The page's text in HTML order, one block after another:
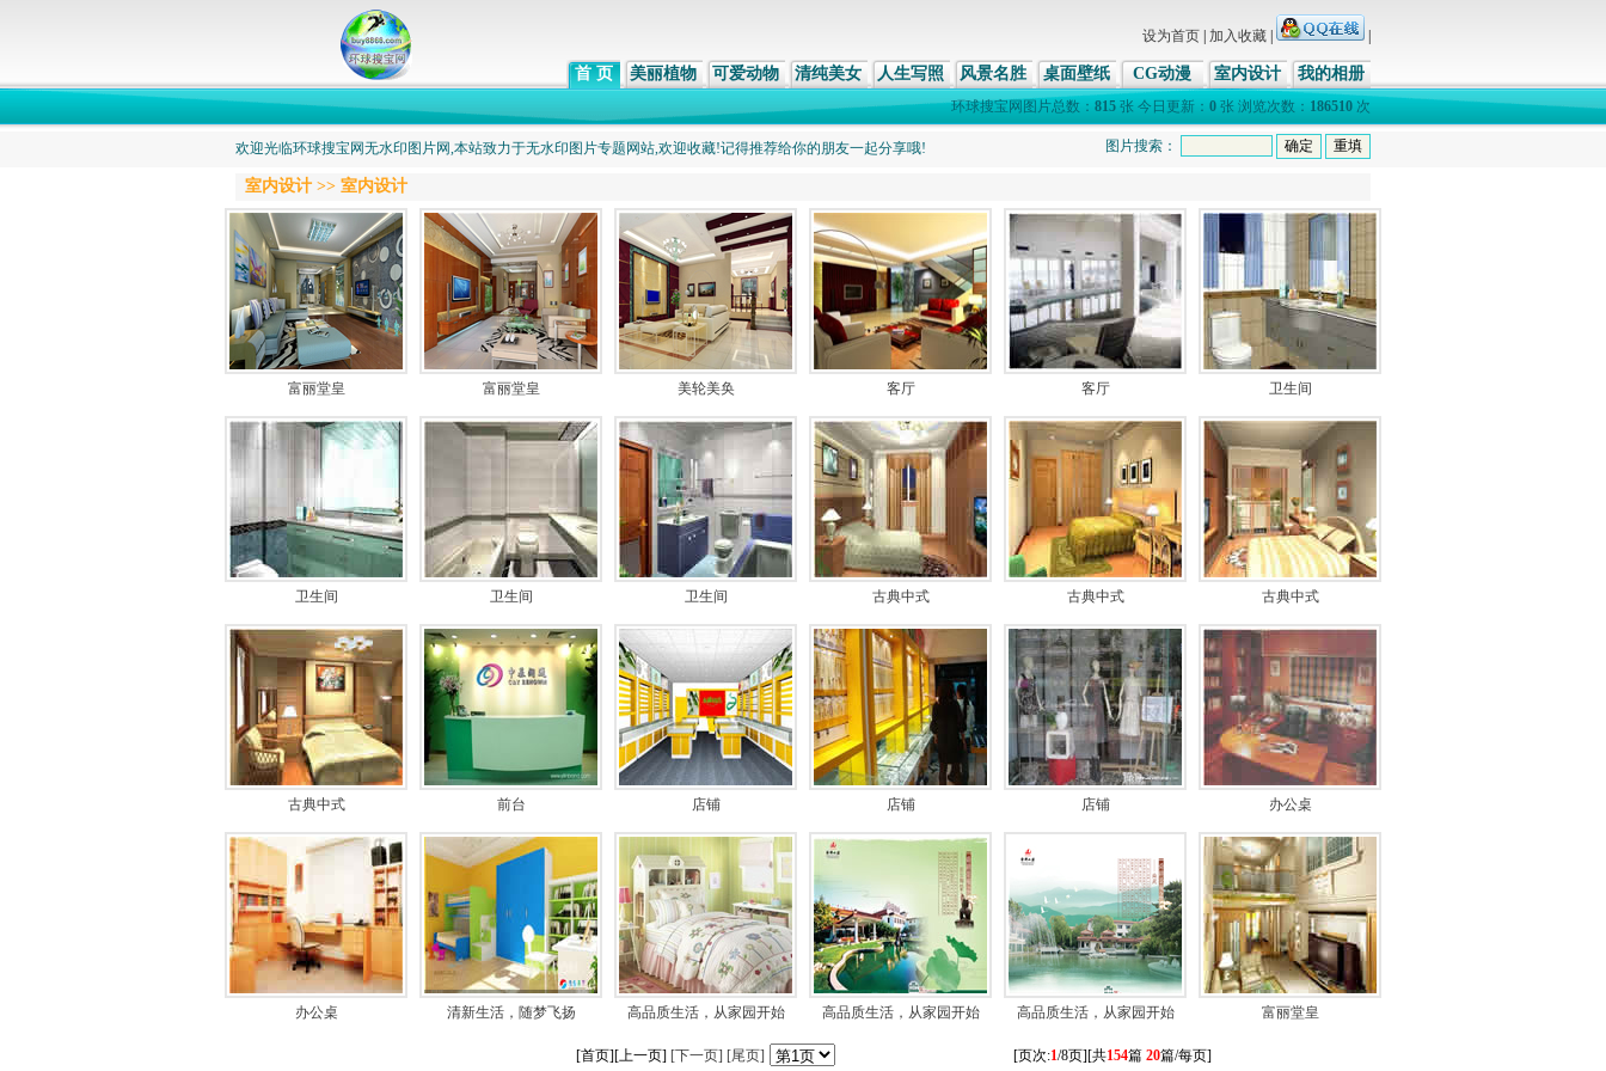
设为首页 加入收藏
首 页 美丽植物 可爱动物 清纯美女 人生写照 风景名胜 桌面壁纸 CG动漫 室内设计 我的相册
环球搜宝网图片总数： 815 张 今日更新： 0 张 浏览次数： 186510 次
欢迎光临环球搜宝网无水印图片网,本站致力于无水印图片专题网站,欢迎收藏!记得推荐给你的朋友一起分享哦! 图片搜索：
室内设计 >> 室内设计
富丽堂皇 富丽堂皇 美轮美奂 客厅 客厅 卫生间
卫生间 卫生间 卫生间 古典中式 古典中式 古典中式
古典中式 前台 店铺 店铺 店铺 办公桌
办公桌 清新生活，随梦飞扬 高品质生活，从家园开始 高品质生活，从家园开始 高品质生活，从家园开始 富丽堂皇
[首页][上一页] [下一页] [尾页] [页次:1/8页][共154篇 20篇/每页]